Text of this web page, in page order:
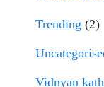
Trending (2)
Vidnyan